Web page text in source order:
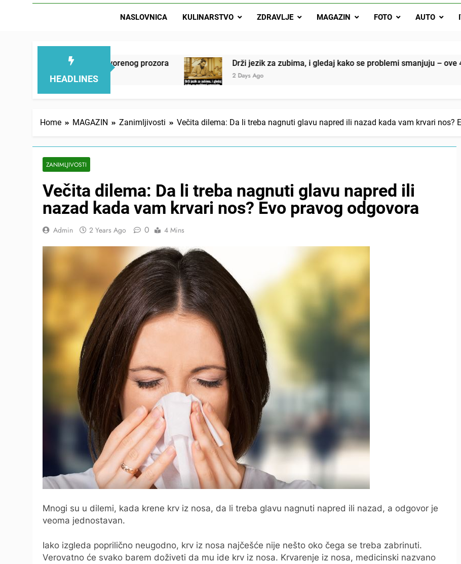
Drži jezik za zubima, i gledaj kako se problemi smanjuju –
SIROMAŠNI DJEČAK VRATIO JE TENISICE MOGA SINA — ALI KADA
SAM ČAŠU: BIO JE SIN ŽENE ZA KOJU SU
NASLOVNICA KULINARSTVO ZDRAVLJE MAGAZIN FOTO AUTO
HEADLINES
otvorenog prozora Drži jezik za zubima, i gledaj kako se problemi smanjuju – ove 4 stvari ne govori ni
2 Days Ago
Home MAGAZIN Zanimljivosti Večita dilema: Da li treba nagnuti glavu napred ili nazad kada vam krvari nos?
ZANIMLJIVOSTI
Večita dilema: Da li treba nagnuti glavu napred ili
nazad kada vam krvari nos? Evo pravog odgovora
Admin 2 Years Ago 0 4 Mins
Mnogi su u dilemi, kada krene krv iz nosa, da li treba glavu nagnuti napred ili nazad, a odgovor je
veoma jednostavan.
Iako izgleda poprilično neugodno, krv iz nosa najčešće nije nešto oko čega se treba zabrinuti.
Verovatno će svako barem doživeti da mu ide krv iz nosa. Krvarenje iz nosa, medicinski nazvano